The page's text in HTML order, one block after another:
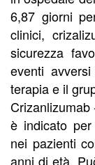
6,87 giorni
clinici,
sicurezza
eventi
terapia e il
è indicato
nei pazienti
anni di età.